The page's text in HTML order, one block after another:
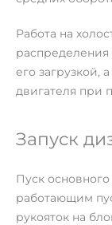
Работа на
распределения
его загрузкой,
двигателя при
Запуск
Пуск
работающим
рукояток на